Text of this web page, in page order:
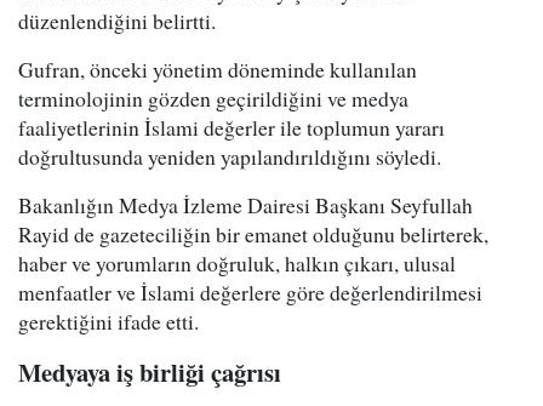
düzenlendiğini belirtti.
Gufran, önceki yönetim döneminde kullanılan
terminolojinin gözden geçirildiğini ve medya
faaliyetlerinin İslami değerler ile toplumun yararı
doğrultusunda yeniden yapılandırıldığını söyledi.
Bakanlığın Medya İzleme Dairesi Başkanı Seyfullah
Rayid de gazeteciliğin bir emanet olduğunu belirterek,
haber ve yorumların doğruluk, halkın çıkarı, ulusal
menfaatler ve İslami değerlere göre değerlendirilmesi
gerektiğini ifade etti.
Medyaya iş birliği çağrısı